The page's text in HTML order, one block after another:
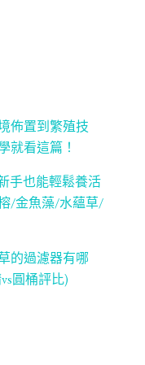
佈置到繁殖技
就看這篇！
手也能輕鬆養活
/金魚藻/水蘊草/
的過濾器有哪
圓桶評比)